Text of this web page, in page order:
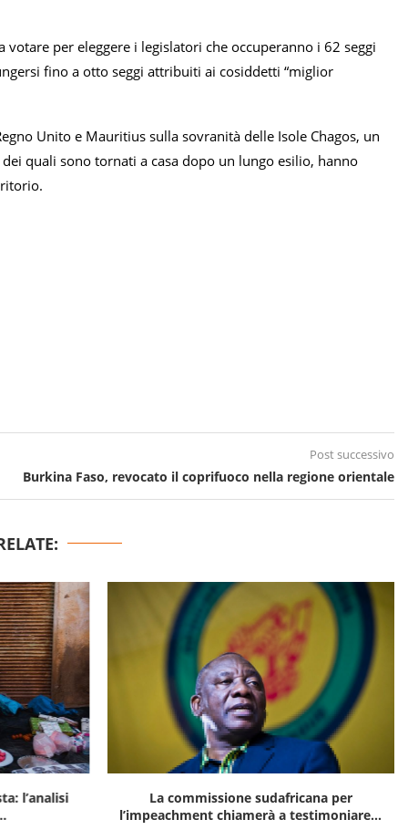
per eleggere i legislatori che occuperanno i 62 seggi
fino a otto seggi attribuiti ai cosiddetti “miglior
Unito e Mauritius sulla sovranità delle Isole Chagos, un
quali sono tornati a casa dopo un lungo esilio, hanno
Post successivo
Burkina Faso, revocato il coprifuoco nella regione orientale
l’analisi
La commissione sudafricana per
l’impeachment chiamerà a testimoniare...